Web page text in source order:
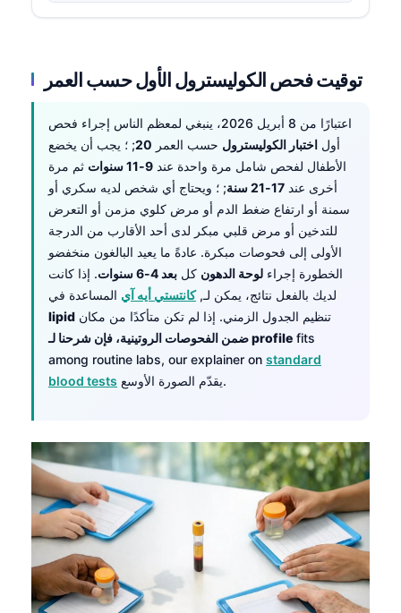
توقيت فحص الكوليسترول الأول حسب العمر
اعتبارًا من 8 أبريل 2026، ينبغي لمعظم الناس إجراء فحص
أول اختبار الكوليسترول حسب العمر 20; ؛ يجب أن يخضع
الأطفال لفحص شامل مرة واحدة عند 9-11 سنوات
ثم مرة
أخرى عند 17-21 سنة
; ؛ ويحتاج أي شخص لديه سكري أو
سمنة أو ارتفاع ضغط الدم أو مرض كلوي مزمن أو التعرض
للتدخين أو مرض قلبي مبكر لدى أحد الأقارب من الدرجة
الأولى إلى فحوصات مبكرة. عادةً ما يعيد البالغون منخفضو
الخطورة إجراء لوحة الدهون كل بعد 4-6 سنوات
. إذا كانت
لديك بالفعل نتائج، يمكن لـ,كانتستي أيه آي المساعدة في
تنظيم الجدول الزمني. إذا لم تكن متأكدًا من مكان lipid
profileضمن الفحوصات الروتينية، فإن شرحنا لـ
fits
among routine labs, our explainer on standard
blood tests
يقدّم الصورة الأوسع.